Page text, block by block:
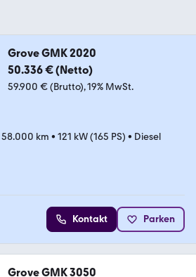
Grove GMK 2020
50.336 € (Netto)
59.900 € (Brutto) 19% MwSt.
58.000 km • 121 kW (165 PS) • Diesel
Kontakt Parken
Grove GMK 3050